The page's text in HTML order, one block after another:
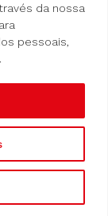
da nossa
pessoais,
.